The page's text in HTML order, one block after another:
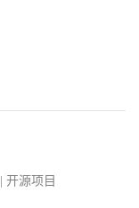
开源项目